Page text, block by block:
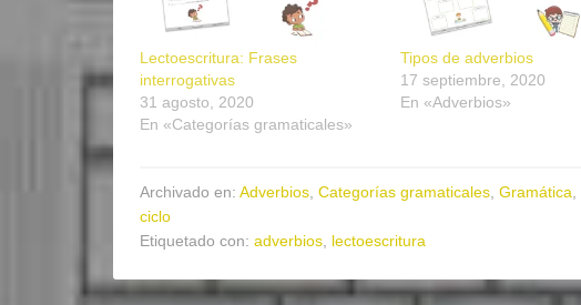
Lectoescritura: Frases
interrogativas
31 agosto, 2020
En «Categorías gramaticales»
Tipos de adverbios
17 septiembre, 2020
En «Adverbios»
Archivado en: Adverbios Categorías gramaticales Gramática
ciclo
Etiquetado con: adverbios lectoescritura